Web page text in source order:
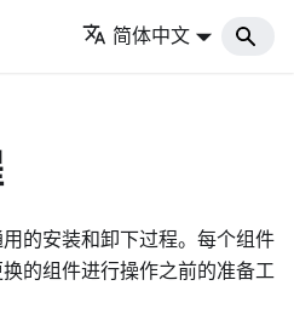
简体中文
的安装和卸下过程。每个组件
的组件进行操作之前的准备工